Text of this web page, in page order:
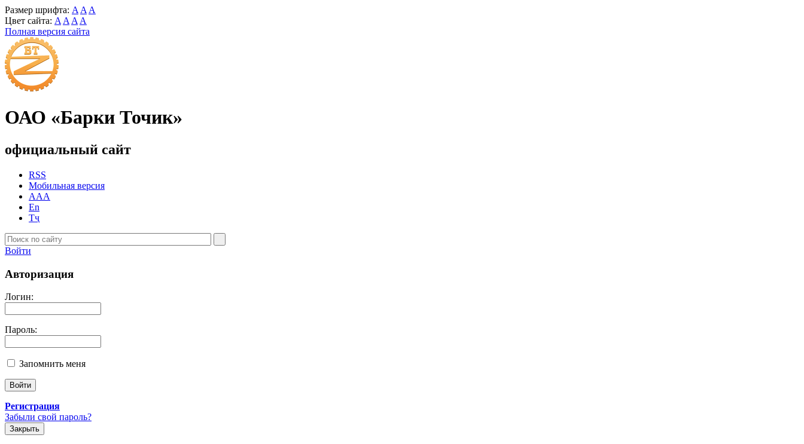
Размер шрифта: A A A
Цвет сайта: A A A A
Полная версия сайта
ОАО «Барки Точик»
официальный сайт
RSS
Мобильная версия
AAA
En
Тҷ
Войти
Авторизация
Логин:
Пароль:
Запомнить меня
Регистрация
Забыли свой пароль?
Закрыть